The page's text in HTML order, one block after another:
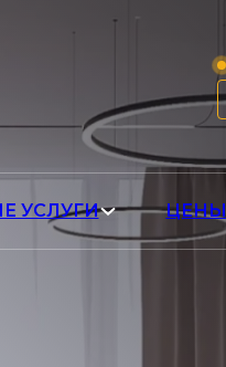
УСЛУГИ ЦЕНЫ